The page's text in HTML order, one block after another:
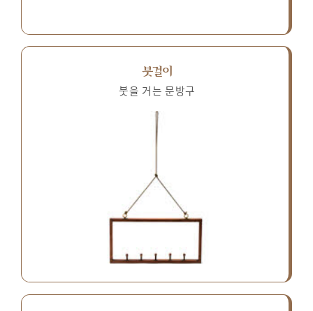
붓걸이
붓을 거는 문방구